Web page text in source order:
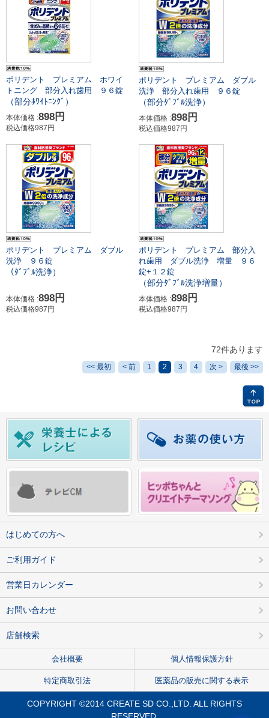
ポリデント プレミアム ホワイ
トニング 部分入れ歯用 ９６錠
（部分ﾎﾜｲﾄﾆﾝｸﾞ）
本体価格 :898円
税込価格987円
ポリデント プレミアム ダブル
洗浄 部分入れ歯用 ９６錠
（部分ﾀﾞﾌﾞﾙ洗浄）
本体価格 :898円
税込価格987円
ポリデント プレミアム ダブル
洗浄 ９６錠
（ﾀﾞﾌﾞﾙ洗浄）
本体価格 :898円
税込価格987円
ポリデント プレミアム 部分入
れ歯用 ダブル洗浄 増量 ９６
錠+１２錠
（部分ﾀﾞﾌﾞﾙ洗浄増量）
本体価格 :898円
税込価格987円
72件あります
<< 最初 < 前 1 2 3 4 次 > 最後 >>
はじめての方へ
ご利用ガイド
営業日カレンダー
お問い合わせ
店舗検索
会社概要 個人情報保護方針
特定商取引法 医薬品の販売に関する表示
COPYRIGHT ©2014 CREATE SD CO.,LTD. ALL RIGHTS